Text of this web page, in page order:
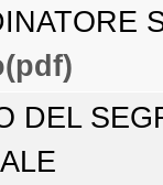
DEL